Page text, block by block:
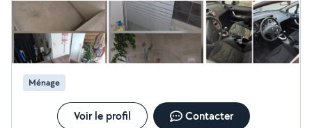
Ménage
Voir le profil Contacter